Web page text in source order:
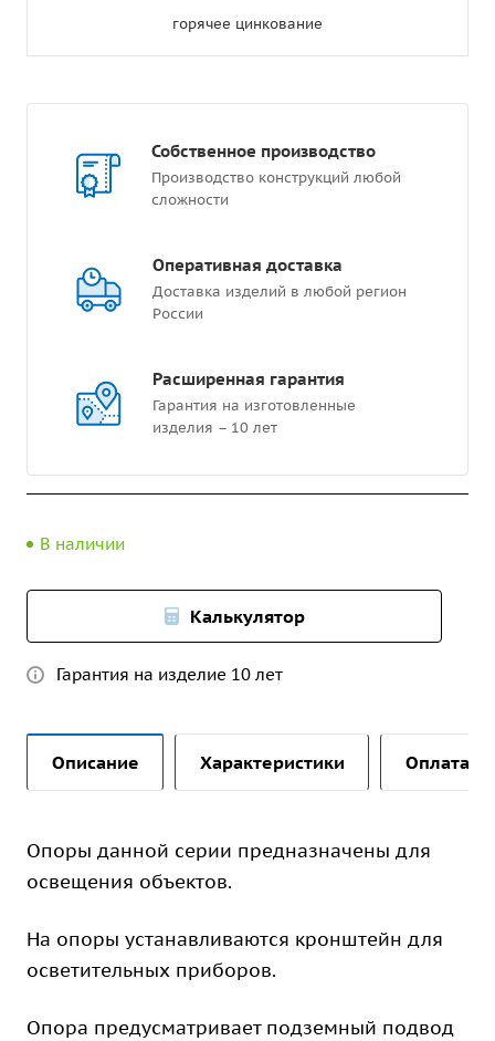
горячее цинкование
Собственное производство
Производство конструкций любой
сложности
Оперативная доставка
Доставка изделий в любой регион
России
Расширенная гарантия
Гарантия на изготовленные
изделия – 10 лет
В наличии
Калькулятор
Гарантия на изделие 10 лет
Описание Характеристики Оплата и
Опоры данной серии предназначены для
освещения объектов.
На опоры устанавливаются кронштейн для
осветительных приборов.
Опора предусматривает подземный подвод